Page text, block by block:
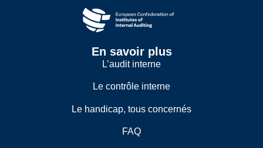
En savoir plus
L’audit interne
Le contrôle interne
Le handicap, tous concernés
FAQ